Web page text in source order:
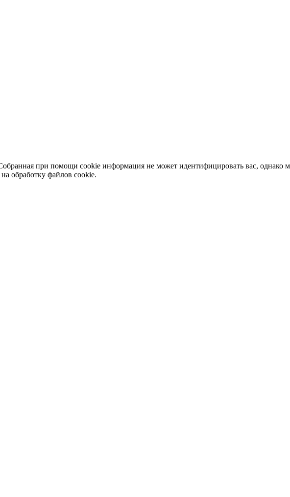
при помощи cookie информация не может идентифицировать вас, однако
на обработку файлов cookie.